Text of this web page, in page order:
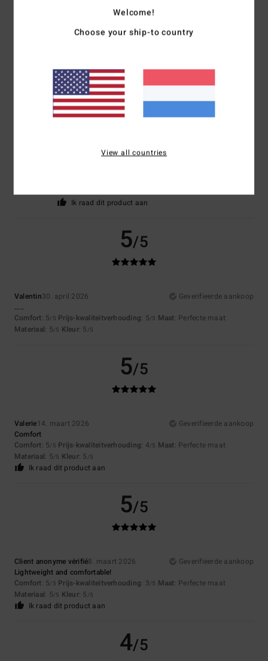
17. mei 2026
Geverifieerde aankoop
Ik raad dit product aan
5 /5
Ik raad dit product aan
5/5
Valentin30. april 2026
Geverifieerde aankoop
.....
Comfort: 5/5 Prijs-kwaliteitverhouding: 5/5 Maat: Perfecte maat
Materiaal: 5/5 Kleur: 5 /5
5/5
Valerie14. maart 2026
Geverifieerde aankoop
Comfort
Comfort: 5/5 Prijs-kwaliteitverhouding: 4/5 Maat: Perfecte maat
Materiaal: 5/5 Kleur: 5 /5
Ik raad dit product aan
5/5
Client anonyme vérifié8. maart 2026
Geverifieerde aankoop
Lightweight and comfortable!
Comfort: 5/5 Prijs-kwaliteitverhouding: 3/5 Maat: Perfecte maat
Materiaal: 5/5 Kleur: 5 /5
Ik raad dit product aan
4/5
Welcome!
Choose your ship-to country
View all countries